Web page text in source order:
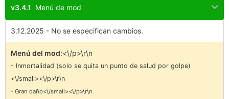
v3.4.1 Menú de mod
3.12.2025 - No se especifican cambios.
Menú del mod:<\/p>\r\n
- Inmortalidad (solo se quita un punto de salud por golpe)
<\/small><\/p>\r\n
- Gran daño<\/small><\/p>\r\n